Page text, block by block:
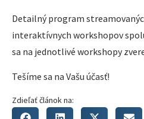
Detailný program
interaktívnych workshopov
sa na jednotlivé workshopy
Tešíme sa na Vašu účasť!
Zdieľať článok na: